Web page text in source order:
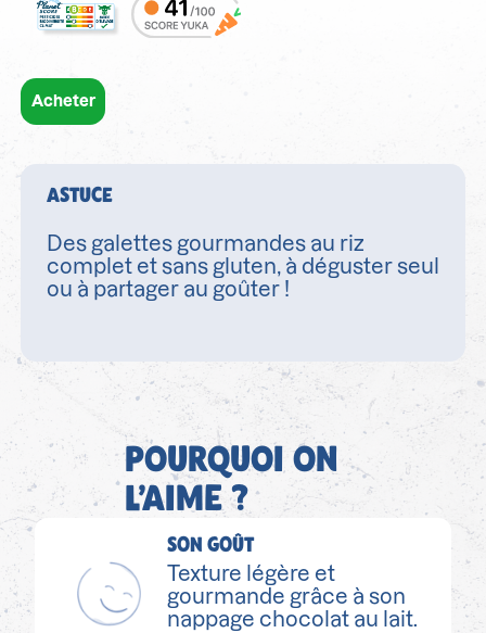
Acheter
ASTUCE
Des galettes gourmandes au riz
complet et sans gluten, à déguster seul
ou à partager au goûter !
POURQUOI ON
L’AIME ?
SON GOÛT
Texture légère et
gourmande grâce à son
nappage chocolat au lait.